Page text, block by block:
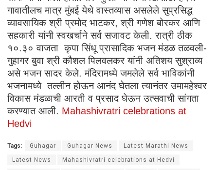
गावातीलच मात्र मुंबई येथे वास्तव्यास असलेले सुप्रसिद्ध
व्यावसायिक श्री प्रमोद भाटकर, श्री गणेश बोरकर आणि
सहकारी यांनी स्वखर्चाने सर्व सजावट केली. रात्री ठीक
१०.३० वाजता कृपा सिंधू प्रासादिक भजन मंडळ तळवली-
गुहागर बुवा श्री कौशल पिलवलकर यांनी अतिशय सुश्राव्य
असे भजन सादर केले. मंदिरामध्ये जमलेले सर्व भाविकांनी
भजनामध्ये तल्लीन होऊन आनंद घेतला त्यानंतर उमामहेश्वर
विकास मंडळाची आरती व प्रसाद घेऊन उत्सवाची सांगता
करण्यात आली. Mahashivratri celebrations at
Hedvi
Tags: Guhagar Guhagar News Latest Marathi News
Latest News Mahashivratri celebrations at Hedvi